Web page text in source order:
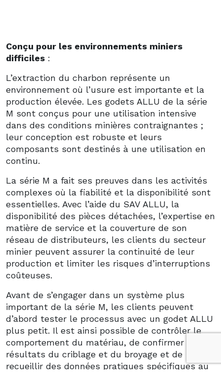
Conçu pour les environnements miniers
difficiles :
L’extraction du charbon représente un
environnement où l’usure est importante et la
production élevée. Les godets ALLU de la série
M sont conçus pour une utilisation intensive
dans des conditions minières contraignantes ;
leur conception est robuste et leurs
composants sont destinés à une utilisation en
continu.
La série M a fait ses preuves dans les activités
complexes où la fiabilité et la disponibilité sont
essentielles. Avec l’aide du SAV ALLU, la
disponibilité des pièces détachées, l’expertise en
matière de service et la couverture de son
réseau de distributeurs, les clients du secteur
minier peuvent assurer la continuité de leur
production et limiter les risques d’interruptions
coûteuses.
Avant de s’engager dans un système plus
important de la série M, les clients peuvent
d’abord tester le processus avec un godet ALLU
plus petit. Il est ainsi possible de contrôler le
comportement du matériau, de confirmer les
résultats du criblage et du broyage et de
recueillir des données pratiques spécifiques au